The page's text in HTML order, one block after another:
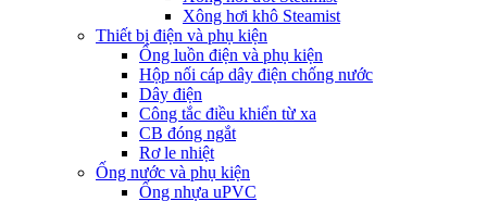
Xông hơi khô Steamist
Thiết bị điện và phụ kiện
Ống luồn điện và phụ kiện
Hộp nối cáp dây điện chống nước
Dây điện
Công tắc điều khiển từ xa
CB đóng ngắt
Rơ le nhiệt
Ống nước và phụ kiện
Ống nhựa uPVC